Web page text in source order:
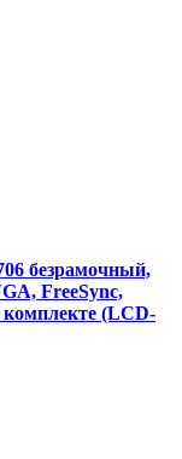
безрамочный,
FreeSync,
(LCD-